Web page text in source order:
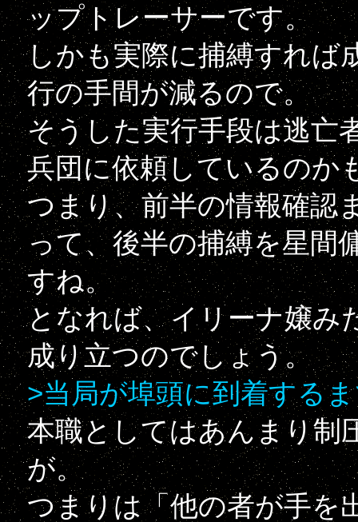
ップトレーサーです。
しかも実際に捕縛すれば
行の手間が減るので。
そうした実行手段は逃亡
兵団に依頼しているのか
つまり、前半の情報確認
って、後半の捕縛を星間
すね。
となれば、イリーナ嬢み
成り立つのでしょう。
>当局が埠頭に到着する
本職としてはあんまり制
が。
つまりは「他の者が手を